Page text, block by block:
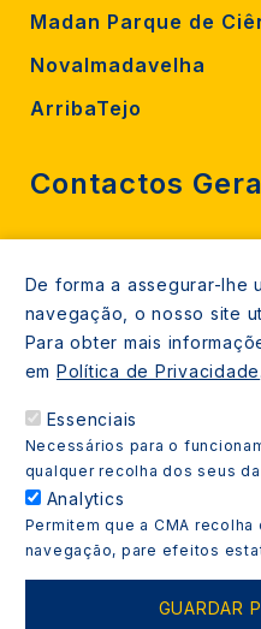
Madan Parque de
Novalmadavelha
ArribaTejo
Contactos
800206770
Contacte-nos
Espaços de
Livro Amarelo
Copyright © 2021
De forma a assegurar-lhe
navegação, o nosso site
Para obter mais
em Política de Privacidade
Essenciais
Necessários para o
qualquer recolha dos seus
Analytics
Permitem que a CMA
navegação, pare efeitos
GUARDAR